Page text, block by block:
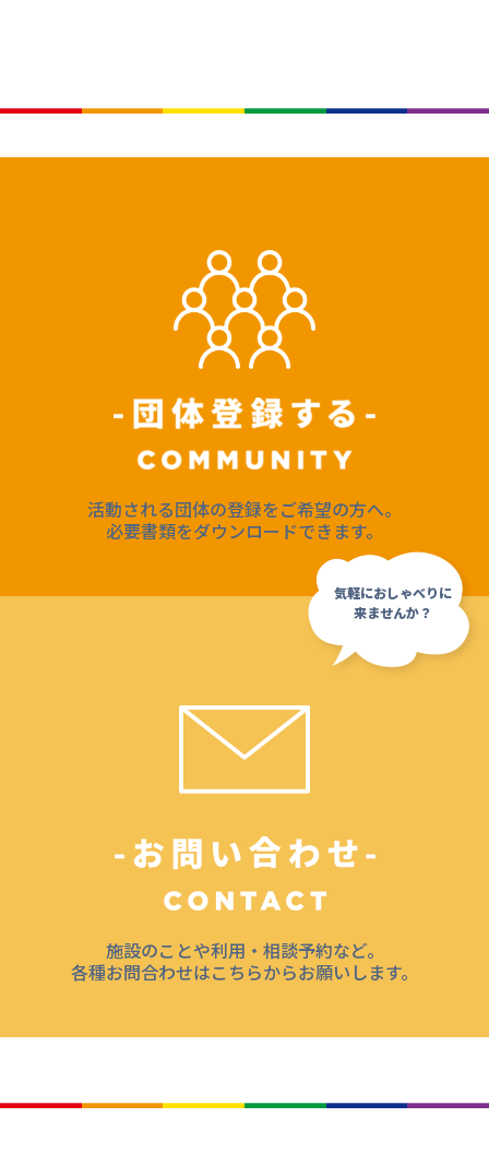
活動される団体の登録をご希望の方へ。
必要書類をダウンロードできます。
施設のことや利用・相談予約など。
各種お問合わせはこちらからお願いします。